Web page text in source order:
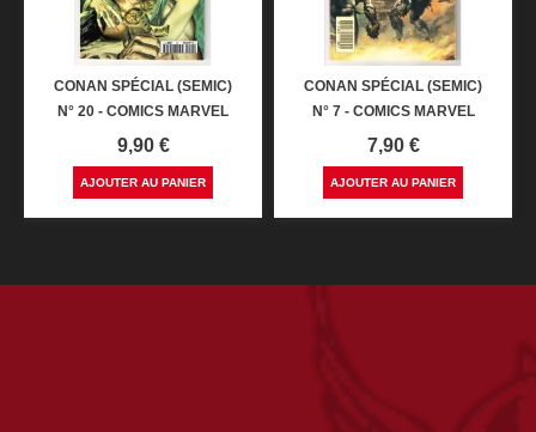
CONAN SPÉCIAL (SEMIC)
N° 20 - COMICS MARVEL
Prix
9,90 €
AJOUTER AU PANIER
CONAN SPÉCIAL (SEMIC)
N° 7 - COMICS MARVEL
Prix
7,90 €
AJOUTER AU PANIER